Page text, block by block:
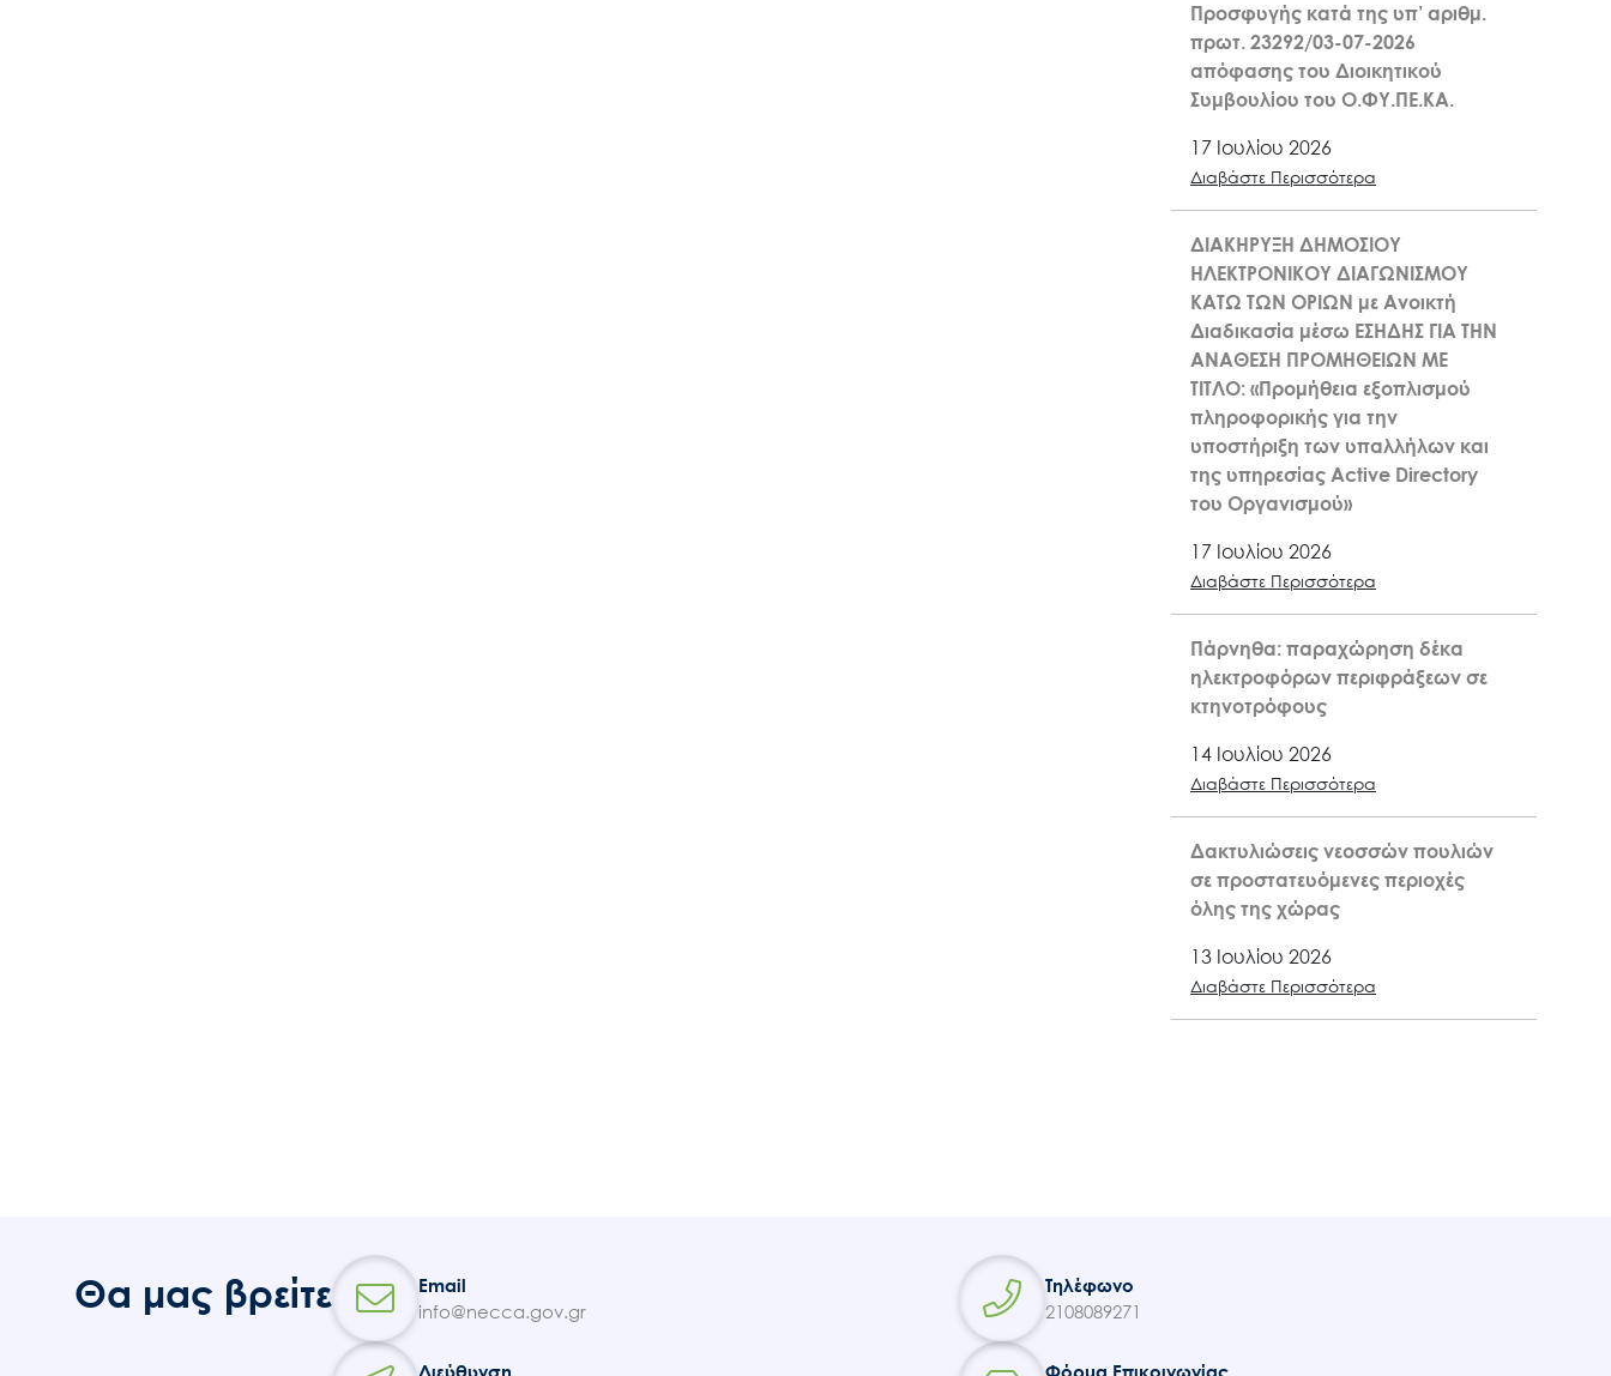
Προσφυγής κατά της υπ’ αριθμ.
πρωτ. 23292/03-07-2026
απόφασης του Διοικητικού
Συμβουλίου του Ο.ΦΥ.ΠΕ.ΚΑ.
17 Ιουλίου 2026
Διαβάστε Περισσότερα
ΔΙΑΚΗΡΥΞΗ ΔΗΜΟΣΙΟΥ
ΗΛΕΚΤΡΟΝΙΚΟΥ ΔΙΑΓΩΝΙΣΜΟΥ
ΚΑΤΩ ΤΩΝ ΟΡΙΩΝ με Ανοικτή
Διαδικασία μέσω ΕΣΗΔΗΣ ΓΙΑ ΤΗΝ
ΑΝΑΘΕΣΗ ΠΡΟΜΗΘΕΙΩΝ ΜΕ
ΤΙΤΛΟ: «Προμήθεια εξοπλισμού
πληροφορικής για την
υποστήριξη των υπαλλήλων και
της υπηρεσίας Active Directory
του Οργανισμού»
17 Ιουλίου 2026
Διαβάστε Περισσότερα
Πάρνηθα: παραχώρηση δέκα
ηλεκτροφόρων περιφράξεων σε
κτηνοτρόφους
14 Ιουλίου 2026
Διαβάστε Περισσότερα
Δακτυλιώσεις νεοσσών πουλιών
σε προστατευόμενες περιοχές
όλης της χώρας
13 Ιουλίου 2026
Διαβάστε Περισσότερα
Θα μας βρείτε
Email
info@necca.gov.gr
Τηλέφωνο
2108089271
Διεύθυνση Φόρμα Επικοινωνίας